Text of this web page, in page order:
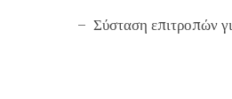
– Σύσταση επιτροπών